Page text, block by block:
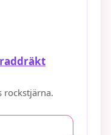
rockstjärna.